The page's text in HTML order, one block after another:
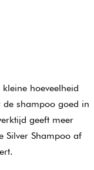
hoeveelheid
de shampoo goed in
geeft meer
Silver Shampoo af